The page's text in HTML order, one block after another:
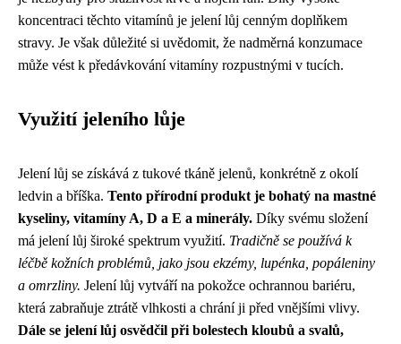
koncentraci těchto vitamínů je jelení lůj cenným doplňkem
stravy. Je však důležité si uvědomit, že nadměrná konzumace
může vést k předávkování vitamíny rozpustnými v tucích.
Využití jeleního lůje
Jelení lůj se získává z tukové tkáně jelenů, konkrétně z okolí
ledvin a bříška. Tento přírodní produkt je bohatý na mastné
kyseliny, vitamíny A, D a E a minerály. Díky svému složení
má jelení lůj široké spektrum využití. Tradičně se používá k
léčbě kožních problémů, jako jsou ekzémy, lupénka, popáleniny
a omrzliny. Jelení lůj vytváří na pokožce ochrannou bariéru,
která zabraňuje ztrátě vlhkosti a chrání ji před vnějšími vlivy.
Dále se jelení lůj osvědčil při bolestech kloubů a svalů,